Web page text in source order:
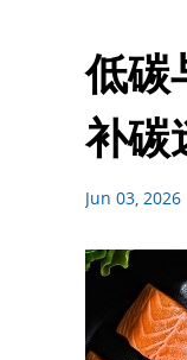
低碳
补碳
Jun 03, 2026